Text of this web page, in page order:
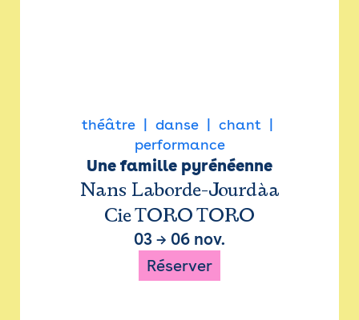
théâtre danse
chant
performance
Une famille pyrénéenne
Nans Laborde-Jourdàa
Cie TORO TORO
03 → 06 nov.
Réserver